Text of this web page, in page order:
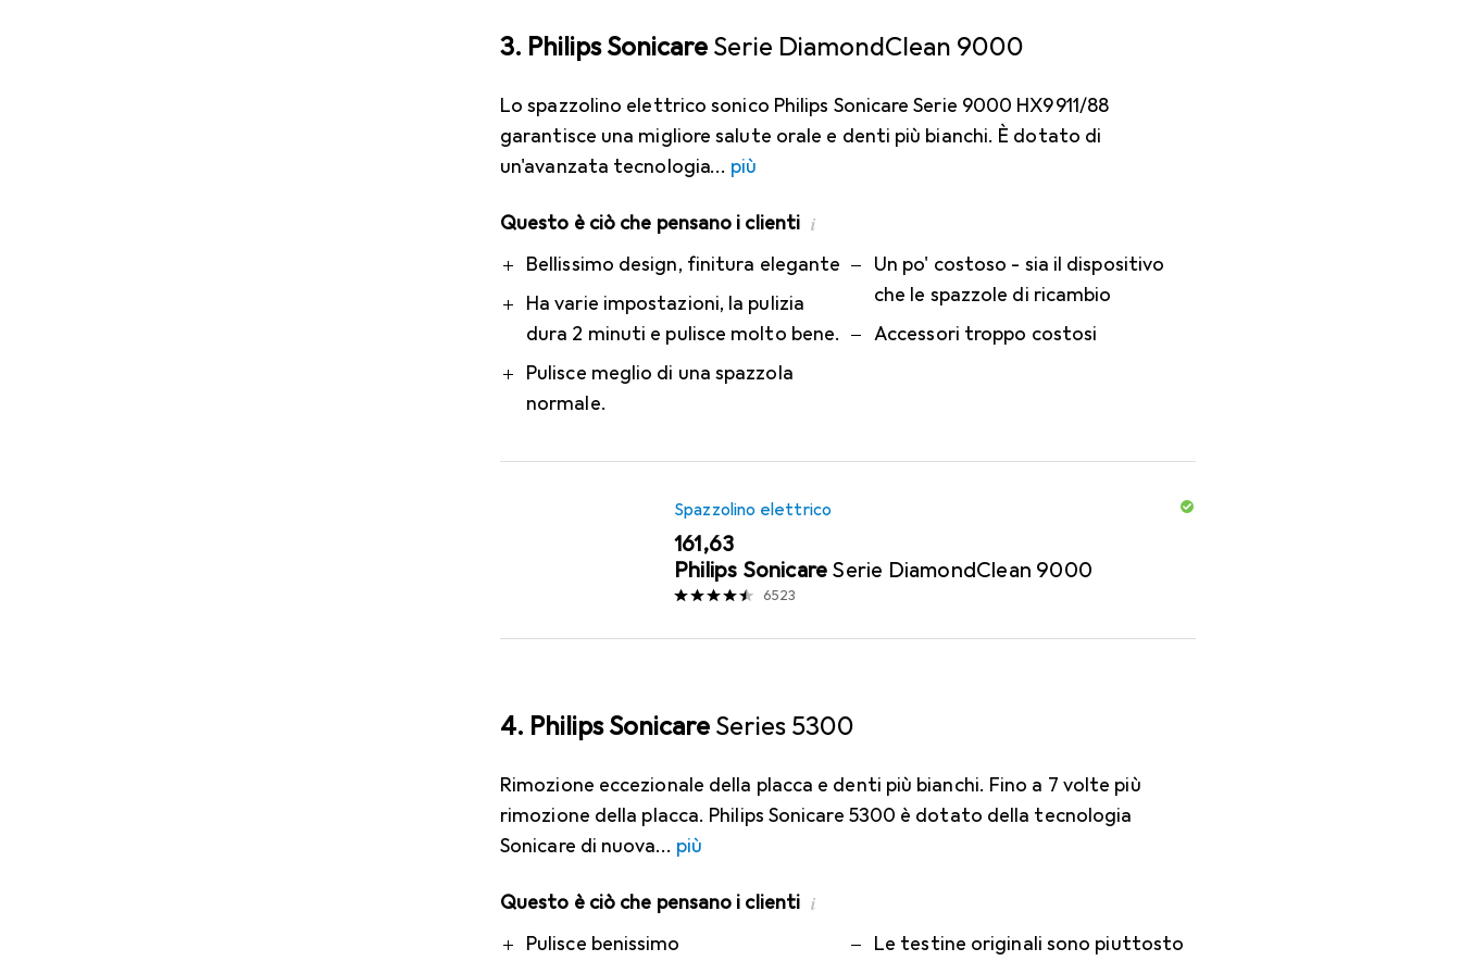
3. Philips Sonicare Serie DiamondClean 9000
Lo spazzolino elettrico sonico Philips Sonicare Serie 9000 HX9911/88
garantisce una migliore salute orale e denti più bianchi. È dotato di
un'avanzata tecnologia
più
Questo è ciò che pensano i clienti i
ProBellissimo design, finitura elegante
Ha varie impostazioni, la pulizia
dura 2 minuti e pulisce molto bene.
Pulisce meglio di una spazzola
normale.
Contro
Un po' costoso - sia il dispositivo
che le spazzole di ricambio
Accessori troppo costosi
Spazzolino elettrico
EUR
161,63
Philips Sonicare Serie DiamondClean 9000
6523
4. Philips Sonicare Series 5300
Rimozione eccezionale della placca e denti più bianchi. Fino a 7 volte più
rimozione della placca. Philips Sonicare 5300 è dotato della tecnologia
Sonicare di nuova
più
Questo è ciò che pensano i clienti i
ProPulisce benissimo
Contro
Le testine originali sono piuttosto